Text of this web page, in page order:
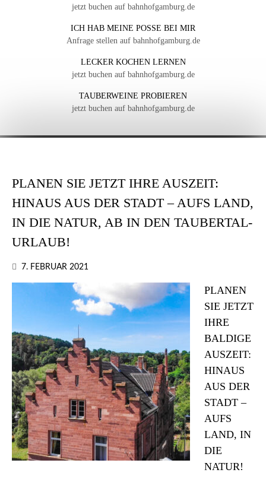
jetzt buchen auf bahnhofgamburg.de
ICH HAB MEINE POSSE BEI MIR
Anfrage stellen auf bahnhofgamburg.de
LECKER KOCHEN LERNEN
jetzt buchen auf bahnhofgamburg.de
TAUBERWEINE PROBIEREN
jetzt buchen auf bahnhofgamburg.de
PLANEN SIE JETZT IHRE AUSZEIT:
HINAUS AUS DER STADT – AUFS LAND,
IN DIE NATUR, AB IN DEN TAUBERTAL-
URLAUB!
7. FEBRUAR 2021
PLANEN
SIE JETZT
IHRE
BALDIGE
AUSZEIT:
HINAUS
AUS DER
STADT –
AUFS
LAND, IN
DIE
NATUR!